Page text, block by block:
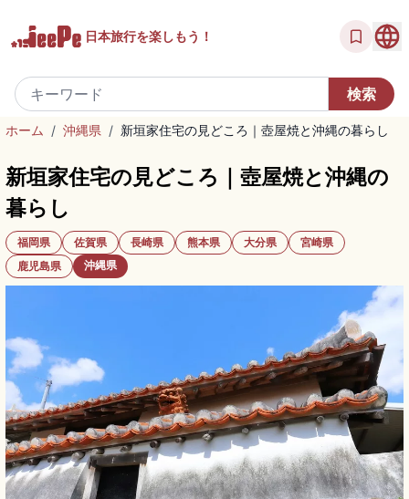
日本旅行を楽しもう！
ホーム / 沖縄県 / 新垣家住宅の見どころ｜壺屋焼と沖縄の暮らし
新垣家住宅の見どころ｜壺屋焼と沖縄の
暮らし
福岡県 佐賀県 長崎県 熊本県 大分県
宮崎県
鹿児島県
沖縄県